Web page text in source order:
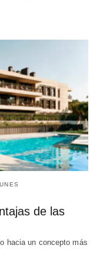
de las
hacia un concepto más